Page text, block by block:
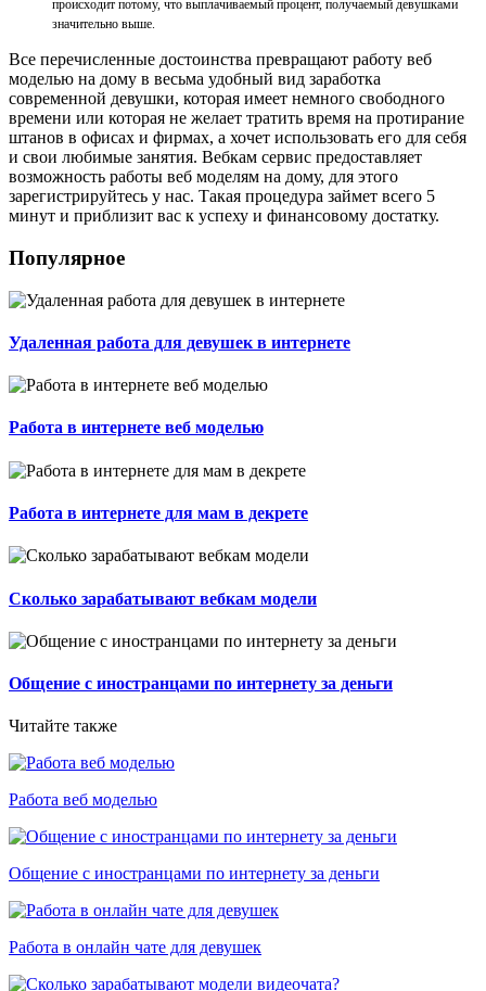
происходит потому, что выплачиваемый процент, получаемый девушками
значительно выше.
Все перечисленные достоинства превращают работу веб
моделью на дому в весьма удобный вид заработка
современной девушки, которая имеет немного свободного
времени или которая не желает тратить время на протирание
штанов в офисах и фирмах, а хочет использовать его для себя
и свои любимые занятия. Вебкам сервис предоставляет
возможность работы веб моделям на дому, для этого
зарегистрируйтесь у нас. Такая процедура займет всего 5
минут и приблизит вас к успеху и финансовому достатку.
Популярное
Удаленная работа для девушек в интернете
Работа в интернете веб моделью
Работа в интернете для мам в декрете
Сколько зарабатывают вебкам модели
Общение с иностранцами по интернету за деньги
Читайте также
Работа веб моделью
Общение с иностранцами по интернету за деньги
Работа в онлайн чате для девушек